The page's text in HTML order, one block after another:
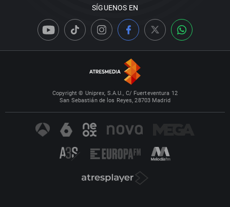
SÍGUENOS EN
Copyright © Uniprex, S.A.U., C/ Fuerteventura 12
San Sebastián de los Reyes, 28703 Madrid